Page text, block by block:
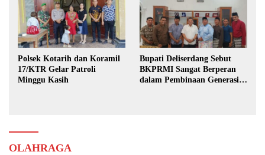
Polsek Kotarih dan Koramil
17/KTR Gelar Patroli
Minggu Kasih
Bupati Deliserdang Sebut
BKPRMI Sangat Berperan
dalam Pembinaan Generasi
OLAHRAGA